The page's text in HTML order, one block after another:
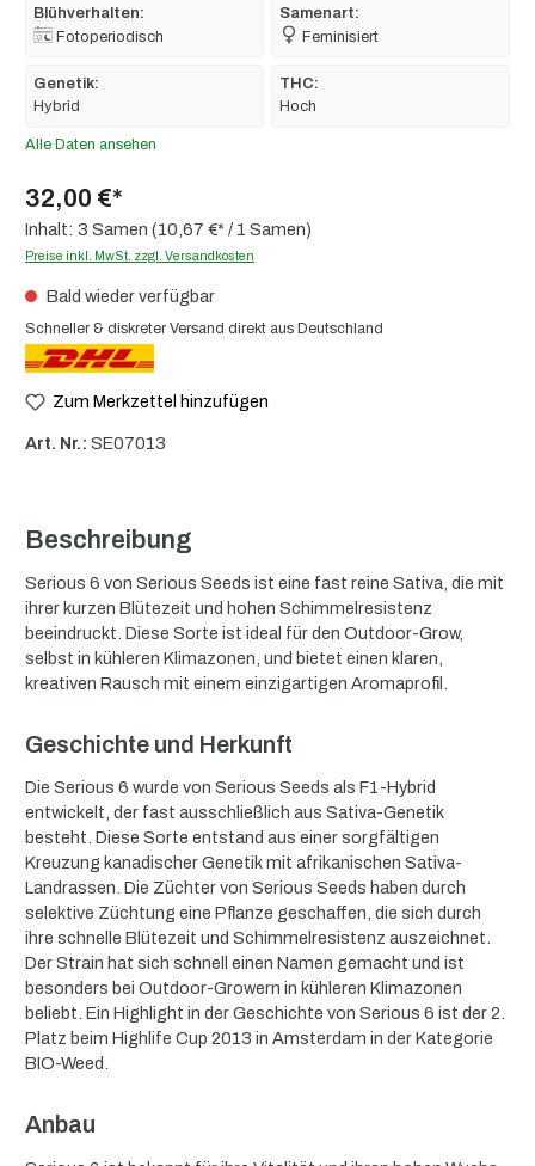
Blühverhalten:
Fotoperiodisch
Samenart:
Feminisiert
Genetik:
Hybrid
THC:
Hoch
Alle Daten ansehen
32,00 €*
Inhalt: 3 Samen (10,67 €* / 1 Samen)
Preise inkl. MwSt. zzgl. Versandkosten
Bald wieder verfügbar
Schneller & diskreter Versand direkt aus Deutschland
Zum Merkzettel hinzufügen
Art. Nr.: SE07013
Beschreibung
Serious 6 von Serious Seeds ist eine fast reine Sativa, die mit
ihrer kurzen Blütezeit und hohen Schimmelresistenz
beeindruckt. Diese Sorte ist ideal für den Outdoor-Grow,
selbst in kühleren Klimazonen, und bietet einen klaren,
kreativen Rausch mit einem einzigartigen Aromaprofil.
Geschichte und Herkunft
Die Serious 6 wurde von Serious Seeds als F1-Hybrid
entwickelt, der fast ausschließlich aus Sativa-Genetik
besteht. Diese Sorte entstand aus einer sorgfältigen
Kreuzung kanadischer Genetik mit afrikanischen Sativa-
Landrassen. Die Züchter von Serious Seeds haben durch
selektive Züchtung eine Pflanze geschaffen, die sich durch
ihre schnelle Blütezeit und Schimmelresistenz auszeichnet.
Der Strain hat sich schnell einen Namen gemacht und ist
besonders bei Outdoor-Growern in kühleren Klimazonen
beliebt. Ein Highlight in der Geschichte von Serious 6 ist der 2.
Platz beim Highlife Cup 2013 in Amsterdam in der Kategorie
BIO-Weed.
Anbau